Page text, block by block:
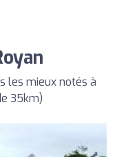
les mieux notés à
35km)